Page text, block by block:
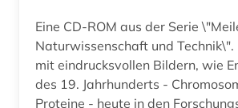
Eine CD-ROM aus der Serie
Naturwissenschaft und
mit eindrucksvollen Bildern, wie
des 19. Jahrhunderts -
Proteine - heute in den